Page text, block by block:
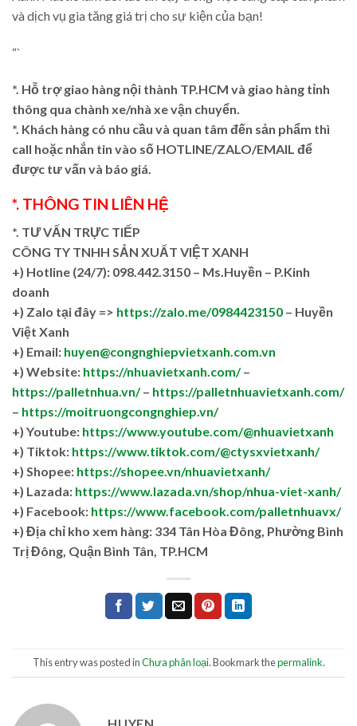
và dịch vụ gia tăng giá trị cho sự kiện của bạn!
“`
*. Hỗ trợ giao hàng nội thành TP.HCM và giao hàng tỉnh
thông qua chành xe/nhà xe vận chuyển.
*. Khách hàng có nhu cầu và quan tâm đến sản phẩm thì
call hoặc nhắn tin vào số HOTLINE/ZALO/EMAIL để
được tư vấn và báo giá.
*. THÔNG TIN LIÊN HỆ
*. TƯ VẤN TRỰC TIẾP
CÔNG TY TNHH SẢN XUẤT VIỆT XANH
+) Hotline (24/7): 098.442.3150 – Ms.Huyền – P.Kinh
doanh
+) Zalo tại đây => https://zalo.me/0984423150 – Huyền
Việt Xanh
+) Email: huyen@congnghiepvietxanh.com.vn
+) Website: https://nhuavietxanh.com/–
https://palletnhua.vn/– https://palletnhuavietxanh.com/
– https://moitruongcongnghiep.vn/
+) Youtube: https://www.youtube.com/@nhuavietxanh
+) Tiktok: https://www.tiktok.com/@ctysxvietxanh/
+) Shopee: https://shopee.vn/nhuavietxanh/
+) Lazada: https://www.lazada.vn/shop/nhua-viet-xanh/
+) Facebook: https://www.facebook.com/palletnhuavx/
+) Địa chỉ kho xem hàng: 334 Tân Hòa Đông, Phường Bình
Trị Đông, Quận Bình Tân, TP.HCM
This entry was posted inChưa phân loại. Bookmark thepermalink.